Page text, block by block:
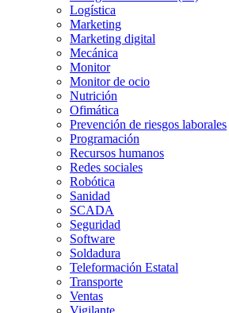
Logística
Marketing
Marketing digital
Mecánica
Monitor
Monitor de ocio
Nutrición
Ofimática
Prevención de riesgos laborales
Programación
Recursos humanos
Redes sociales
Robótica
Sanidad
SCADA
Seguridad
Software
Soldadura
Teleformación Estatal
Transporte
Ventas
Vigilante